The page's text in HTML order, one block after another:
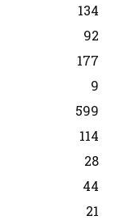
134
92
177
9
599
114
28
44
21